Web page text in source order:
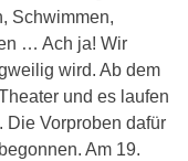
Schwimmen,
… Ach ja! Wir
wird. Ab dem
und es laufen
Die Vorproben dafür
Am 19.